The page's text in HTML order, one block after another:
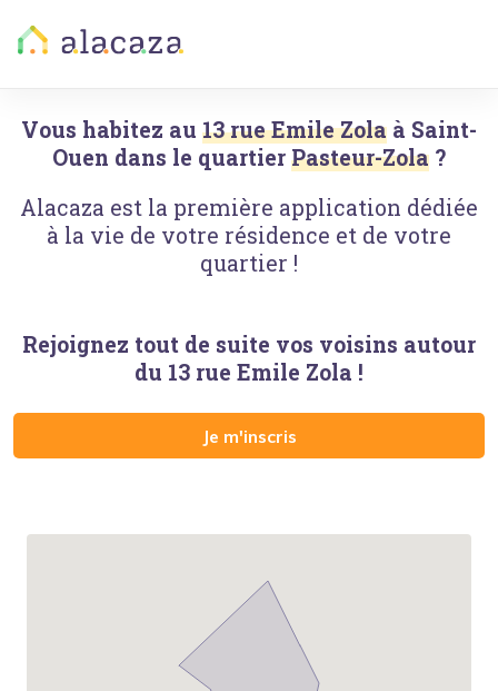
Vous habitez au 13 rue Emile Zola à Saint-
Ouen dans le quartier Pasteur-Zola ?
Alacaza est la première application dédiée
à la vie de votre résidence et de votre
quartier !
Rejoignez tout de suite vos voisins autour
du 13 rue Emile Zola !
Je m'inscris